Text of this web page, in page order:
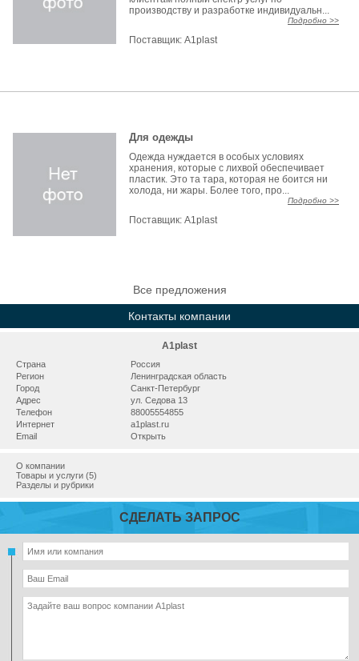
производству и разработке индивидуальн...
Подробно >>
Поставщик:A1plast
Для одежды
Одежда нуждается в особых условиях
хранения, которые с лихвой обеспечивает
пластик. Это та тара, которая не боится ни
холода, ни жары. Более того, про...
Подробно >>
Поставщик:A1plast
Все предложения
Контакты компании
A1plast
Страна
Россия
Регион
Ленинградская область
Город
Санкт-Петербург
Адрес
ул. Седова 13
Телефон
88005554855
Интернет
a1plast.ru
Email
Открыть
О компании
Товары и услуги (5)
Разделы и рубрики
СДЕЛАТЬ ЗАПРОС